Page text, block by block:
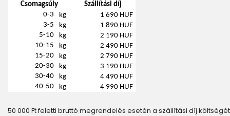
Csomagsúly
Szállítási díj
0-3
kg
1 690 HUF
3-5
kg
1 890 HUF
5-10
kg
2 190 HUF
10-15
kg
2 490 HUF
15-20
kg
2 790 HUF
20-30
kg
3 190 HUF
30-40
kg
4 490 HUF
40-50
kg 4 990 HUF
50 000 Ft feletti bruttó megrendelés esetén a szállítási díj